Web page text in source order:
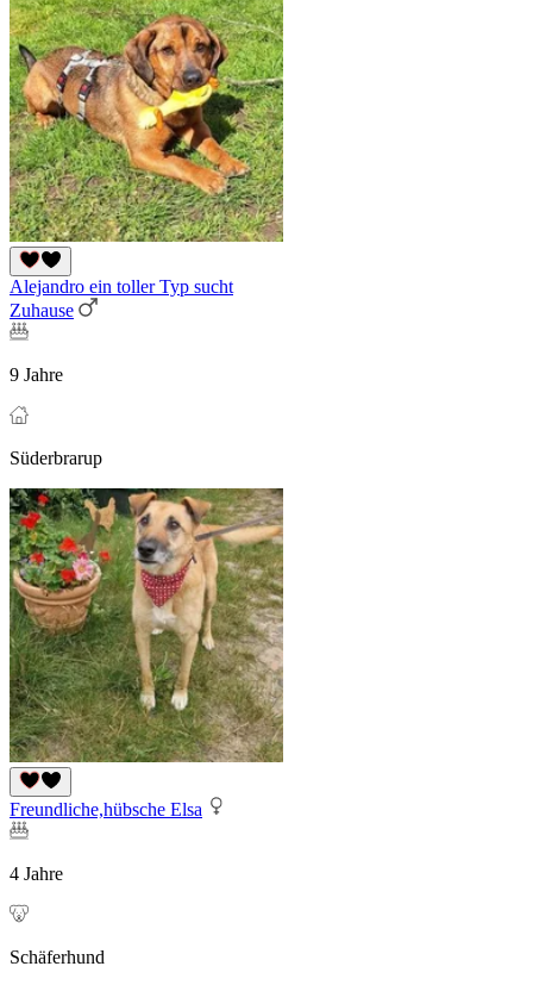
Alejandro ein toller Typ sucht
Zuhause
9 Jahre
Süderbrarup
Freundliche,hübsche Elsa
4 Jahre
Schäferhund